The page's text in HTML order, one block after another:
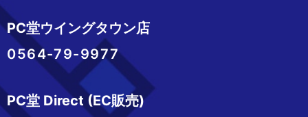
PC堂ウイングタウン店
0564-79-9977
PC堂 Direct (EC販売)